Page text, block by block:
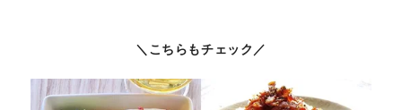
＼こちらもチェック／